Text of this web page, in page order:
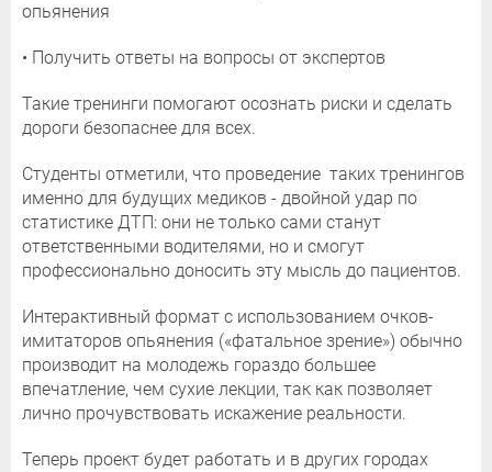
опьянения
• Получить ответы на вопросы от экспертов
Такие тренинги помогают осознать риски и сделать
дороги безопаснее для всех.
Студенты отметили, что проведение таких тренингов
именно для будущих медиков - двойной удар по
статистике ДТП: они не только сами станут
ответственными водителями, но и смогут
профессионально доносить эту мысль до пациентов.
Интерактивный формат с использованием очков-
имитаторов опьянения («фатальное зрение») обычно
производит на молодежь гораздо большее
впечатление, чем сухие лекции, так как позволяет
лично прочувствовать искажение реальности.
Теперь проект будет работать и в других городах